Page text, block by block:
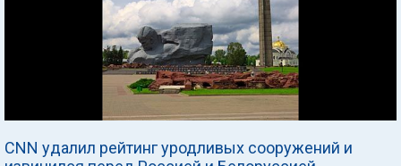
CNN удалил рейтинг уродливых сооружений и